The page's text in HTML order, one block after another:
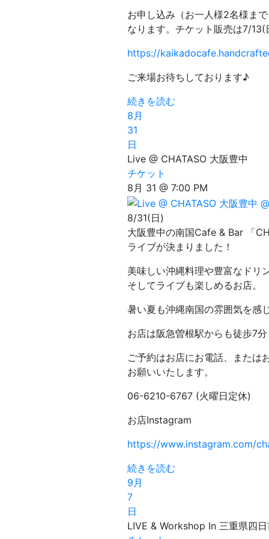
お申し込み（お一人様2名様ま
なります。チケット販売は7/
https://
ご来場お待ちしております♪
続きを読む
8月
31
日
Live @ CHATASO 大阪豊中
チケット
8月 31 @ 7:00 PM
8/31(日)
大阪豊中の南国Cafe & Bar 「
ライブが決まりました！
美味しい沖縄料理や豊富なドリ
そしてライブも楽しめるお店。
暑い夏も沖縄南国の雰囲気を感
お店は阪急曽根駅からも徒歩7
ご予約はお店にお電話、または
お願いいたします。
06-6210-6767 (火曜日定休)
お店Instagram
https://www.instagram.com/
続きを読む
9月
7
日
LIVE & Workshop In 三重県四